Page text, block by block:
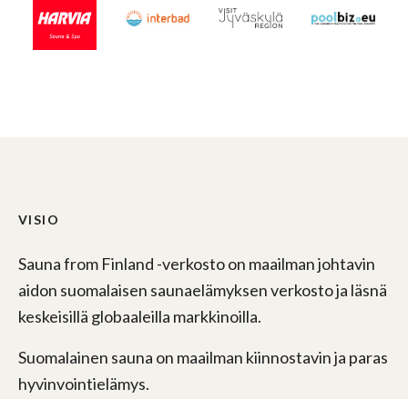
VISIO
Sauna from Finland -verkosto on maailman johtavin
aidon suomalaisen saunaelämyksen verkosto ja läsnä
keskeisillä globaaleilla markkinoilla.
Suomalainen sauna on maailman kiinnostavin ja paras
hyvinvointielämys.